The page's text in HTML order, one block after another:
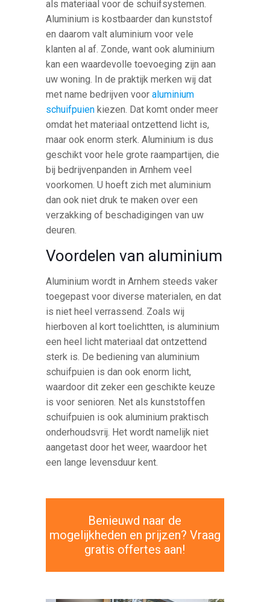
als materiaal voor de schuifsystemen.
Aluminium is kostbaarder dan kunststof
en daarom valt aluminium voor vele
klanten al af. Zonde, want ook aluminium
kan een waardevolle toevoeging zijn aan
uw woning. In de praktijk merken wij dat
met name bedrijven vooraluminium
schuifpuien kiezen. Dat komt onder meer
omdat het materiaal ontzettend licht is,
maar ook enorm sterk. Aluminium is dus
geschikt voor hele grote raampartijen, die
bij bedrijvenpanden in Arnhem veel
voorkomen. U hoeft zich met aluminium
dan ook niet druk te maken over een
verzakking of beschadigingen van uw
deuren.
Voordelen van aluminium
Aluminium wordt in Arnhem steeds vaker
toegepast voor diverse materialen, en dat
is niet heel verrassend. Zoals wij
hierboven al kort toelichtten, is aluminium
een heel licht materiaal dat ontzettend
sterk is. De bediening van aluminium
schuifpuien is dan ook enorm licht,
waardoor dit zeker een geschikte keuze
is voor senioren. Net als kunststoffen
schuifpuien is ook aluminium praktisch
onderhoudsvrij. Het wordt namelijk niet
aangetast door het weer, waardoor het
een lange levensduur kent.
Benieuwd naar de
mogelijkheden en prijzen? Vraag
gratis offertes aan!